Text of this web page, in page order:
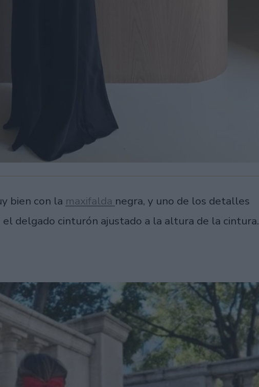
bien con la maxifalda negra, y uno de los detalles
delgado cinturón ajustado a la altura de la cintura.